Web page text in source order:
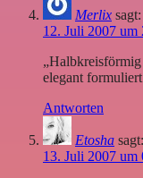
Merlix sagt:
12. Juli 2007 um
elegant
Antworten
Etosha sagt:
13. Juli 2007 um